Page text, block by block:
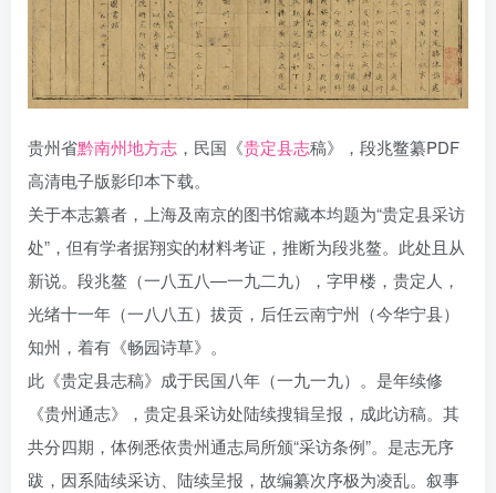
贵州省黔南州地方志 ，民国《贵定县志稿》，段兆鳖纂PDF
高清电子版影印本下载。
关于本志纂者，上海及南京的图书馆藏本均题为“贵定县采访
处”，但有学者据翔实的材料考证，推断为段兆鳌。此处且从
新说。段兆鳌（一八五八—一九二九），字甲楼，贵定人，
光绪十一年（一八八五）拔贡，后任云南宁州（今华宁县）
知州，着有《畅园诗草》。
此《贵定县志稿》成于民国八年（一九一九）。是年续修
《贵州通志》，贵定县采访处陆续搜辑呈报，成此访稿。其
共分四期，体例悉依贵州通志局所颁“采访条例”。是志无序
跋，因系陆续采访、陆续呈报，故编纂次序极为凌乱。叙事